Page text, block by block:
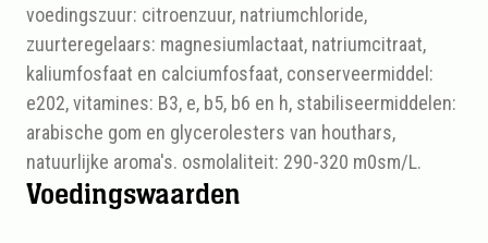
voedingszuur: citroenzuur, natriumchloride,
zuurteregelaars: magnesiumlactaat, natriumcitraat,
kaliumfosfaat en calciumfosfaat, conserveermiddel:
e202, vitamines: B3, e, b5, b6 en h, stabiliseermiddelen:
arabische gom en glycerolesters van houthars,
natuurlijke aroma's. osmolaliteit: 290-320 m0sm/L.
Voedingswaarden